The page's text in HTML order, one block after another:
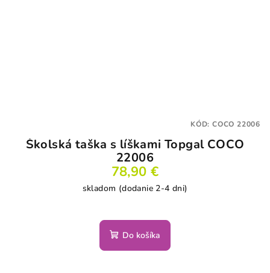
Školská taška s líškami Topgal COCO
22006
78,90 €
skladom (dodanie 2-4 dni)
Do košíka
KÓD: COCO 22006